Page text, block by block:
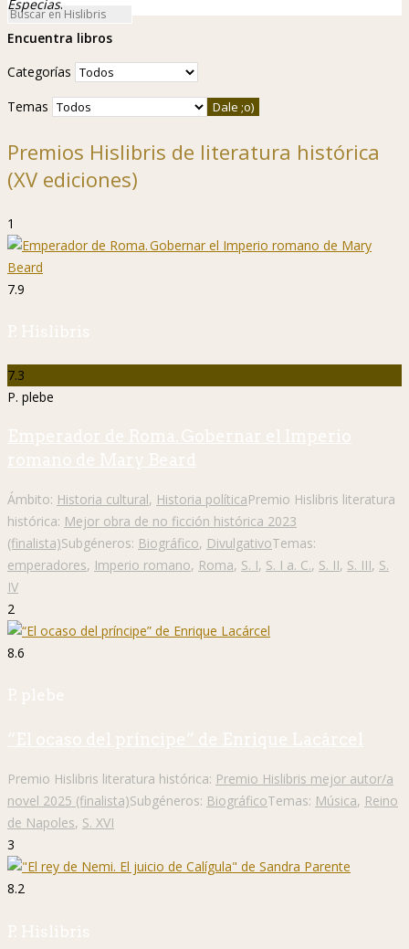
Especias.
Encuentra libros
Categorías
Temas
Premios Hislibris de literatura histórica
(XV ediciones)
1
7.9
P. Hislibris
7.3
P. plebe
Emperador de Roma. Gobernar el Imperio
romano de Mary Beard
Ámbito: Historia cultural, Historia políticaPremio Hislibris literatura
histórica: Mejor obra de no ficción histórica 2023
(finalista)Subgéneros: Biográfico, DivulgativoTemas:
emperadores, Imperio romano, Roma, S. I, S. I a. C., S. II, S. III, S.
IV
2
8.6
P. plebe
“El ocaso del príncipe” de Enrique Lacárcel
Premio Hislibris literatura histórica: Premio Hislibris mejor autor/a
novel 2025 (finalista)Subgéneros: BiográficoTemas: Música, Reino
de Napoles, S. XVI
3
8.2
P. Hislibris